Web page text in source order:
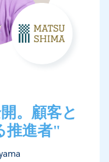
。顧客と
推進者"